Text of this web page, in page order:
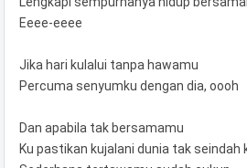
Eeee-eeee
Jika hari kulalui tanpa hawamu
Percuma senyumku dengan dia, oooh
Dan apabila tak bersamamu
Ku pastikan kujalani dunia tak seindah